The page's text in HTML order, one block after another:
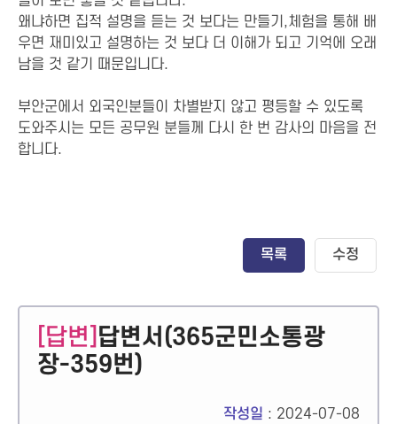
왜냐하면 집적 설명을 듣는 것 보다는 만들기,체험을 통해 배
우면 재미있고 설명하는 것 보다 더 이해가 되고 기억에 오래
남을 것 같기 때문입니다.
부안군에서 외국인분들이 차별받지 않고 평등할 수 있도록
도와주시는 모든 공무원 분들께 다시 한 번 감사의 마음을 전
합니다.
목록 수정
[답변] 답변서(365군민소통광
장-359번)
작성일 : 2024-07-08